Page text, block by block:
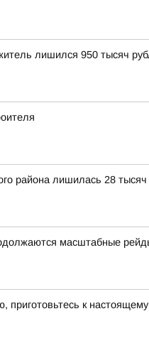
лишился 950 тысяч
района лишилась 28 тысяч
масштабные
приготовьтесь к